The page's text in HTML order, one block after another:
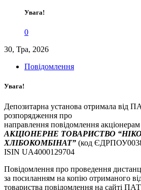
Увага!
0
30, Тра, 2026
Повідомлення
Увага!
Депозитарна установа отримала від
розпорядження про
направлення повідомлення акціонерам
АКЦІОНЕРНЕ ТОВАРИСТВО
ХЛІБОКОМБІНАТ” (код
ISIN UA4000129704
Повідомлення про проведення
за посиланням на копію отриманого
товариства повідомлення на сайті